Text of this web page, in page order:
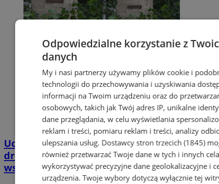
Uchwała intencyjna w sprawie inwestycji
drogowych: Wodzisław Śląski
współfinansuje remonty
Odpowiedzialne korzystanie z
danych
My i nasi partnerzy używamy plików cookie i
technologii do przechowywania i uzyskiwania
informacji na Twoim urządzeniu oraz do
osobowych, takich jak Twój adres IP, unikalne
dane przeglądania, w celu wyświetlania
reklam i treści, pomiaru reklam i treści, analizy
ulepszania usług. Dostawcy stron trzecich (1845)
również przetwarzać Twoje dane w tych i innych
wykorzystywać precyzyjne dane geolokalizacyjne i
urządzenia. Twoje wybory dotyczą wyłącznie tej